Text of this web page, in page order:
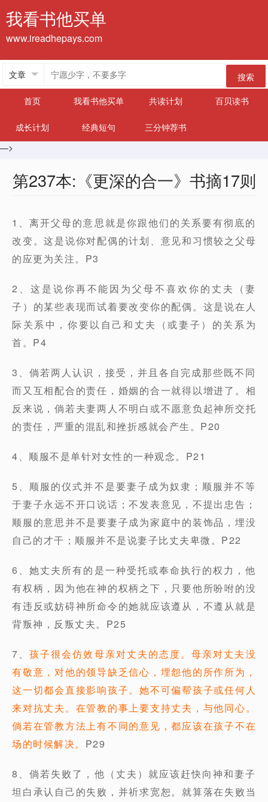
我看书他买单
www.ireadhepays.com
搜索
首页
我看书他买单 共读计划 百贝读书
成长计划 经典短句
三分钟荐书
—>
第237本:《更深的合一》书摘17则
1、离开父母的意思就是你跟他们的关系要有彻底的
改变。这是说你对配偶的计划、意见和习惯较之父母
的应更为关注。P3
2、这是说你再不能因为父母不喜欢你的丈夫（妻
子）的某些表现而试着要改变你的配偶。这是说在人
际关系中，你要以自己和丈夫（或妻子）的关系为
首。P4
3、倘若两人认识，接受，并且各自完成那些既不同
而又互相配合的责任，婚姻的合一就得以增进了。相
反来说，倘若夫妻两人不明白或不愿意负起神所交托
的责任，严重的混乱和挫折感就会产生。P20
4、顺服不是单针对女性的一种观念。P21
5、顺服的仪式并不是要妻子成为奴隶；顺服并不等
于妻子永远不开口说话；不发表意见，不提出忠告；
顺服的意思并不是要妻子成为家庭中的装饰品，埋没
自己的才干；顺服并不是说妻子比丈夫卑微。P22
6、她丈夫所有的是一种受托或奉命执行的权力，他
有权柄，因为他在神的权柄之下，只要他所吩咐的没
有违反或妨碍神所命令的她就应该遵从，不遵从就是
背叛神，反叛丈夫。P25
7、孩子很会仿效母亲对丈夫的态度。母亲对丈夫没
有敬意，对他的领导缺乏信心，埋怨他的所作所为，
这一切都会直接影响孩子。她不可偏帮孩子或任何人
来对抗丈夫。在管教的事上要支持丈夫，与他同心。
倘若在管教方法上有不同的意见，都应该在孩子不在
场的时候解决。 P29
8、倘若失败了，他（丈夫）就应该赶快向神和妻子
坦白承认自己的失败，并祈求宽恕。就算落在失败当